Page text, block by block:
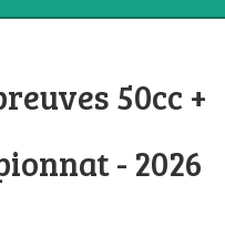
50cc +
- 2026